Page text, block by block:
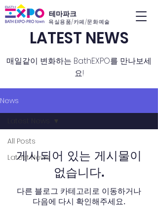
​테마파크
욕실용품/카페/문화예술
LATEST NEWS
매일같이 변화하는 BathEXPO를 만나보세
요!
News
All Posts
Latest News
게시되어 있는 게시물이
없습니다.
다른 블로그 카테고리로 이동하거나
다음에 다시 확인해주세요.